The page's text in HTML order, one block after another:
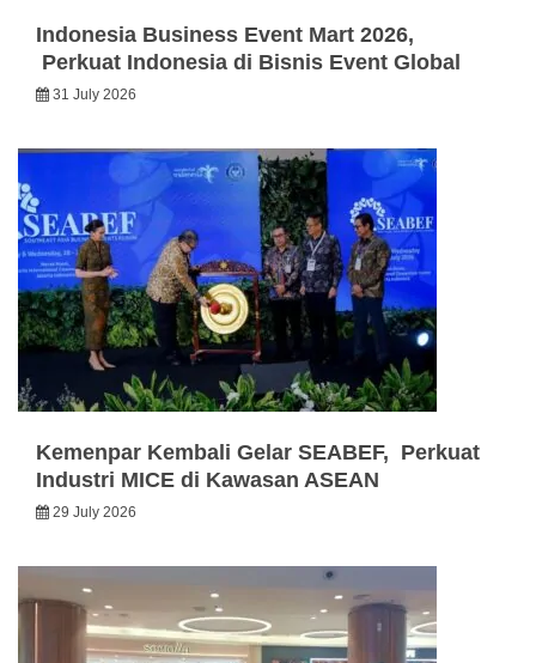
Indonesia Business Event Mart 2026,
Perkuat Indonesia di Bisnis Event Global
31 July 2026
Kemenpar Kembali Gelar SEABEF, Perkuat
Industri MICE di Kawasan ASEAN
29 July 2026